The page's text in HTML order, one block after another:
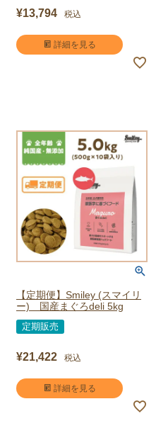
¥13,794 税込
詳細を見る
【定期便】Smiley (スマイリ
ー) 国産まぐろdeli 5kg
定期販売
¥21,422 税込
詳細を見る